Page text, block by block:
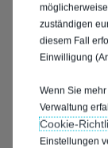
zuständigen
diesem Fall
Einwilligung
Wenn Sie
Verwaltung
Einstellungen